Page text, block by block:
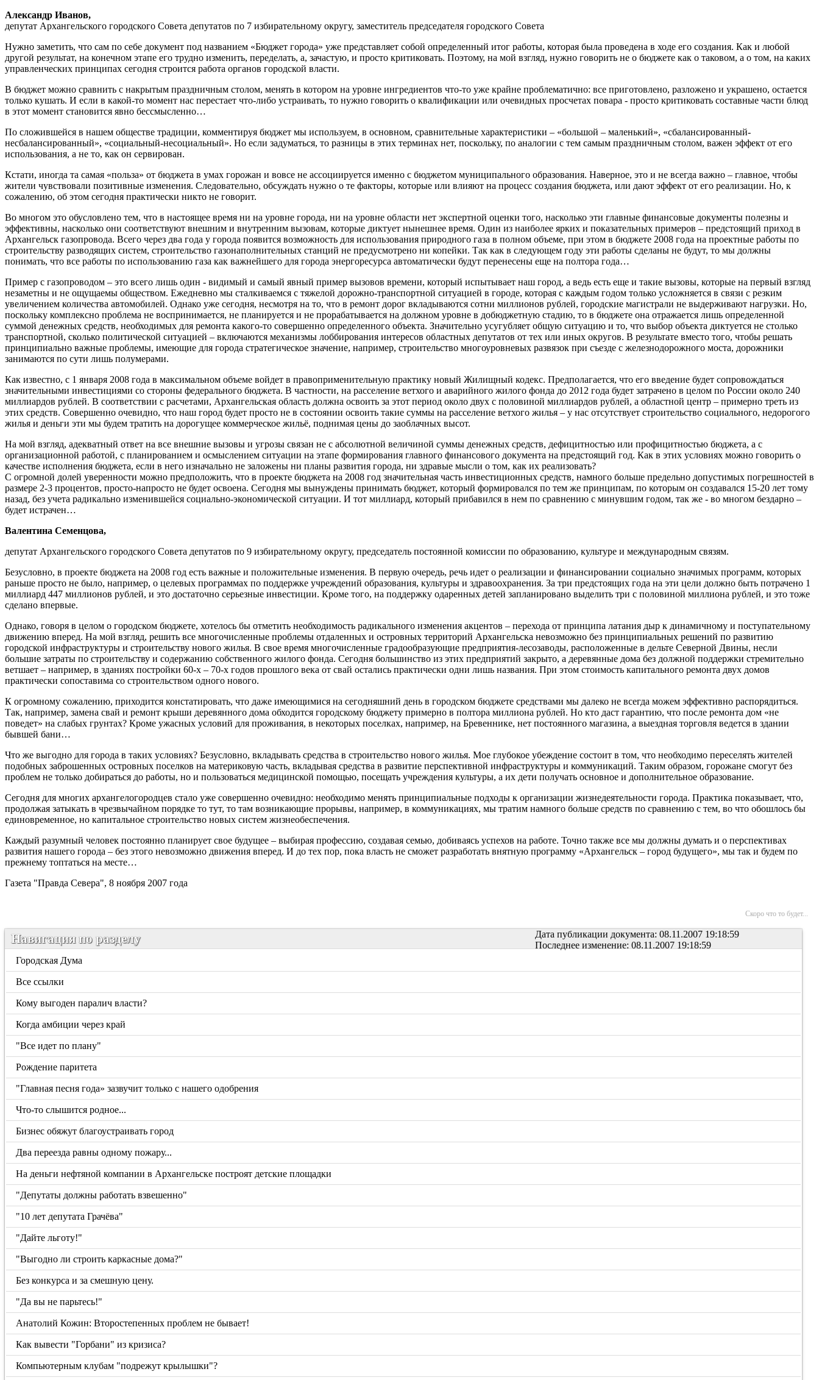
Александр Иванов,
депутат Архангельского городского Совета депутатов по 7 избирательному округу, заместитель председателя городского Совета
Нужно заметить, что сам по себе документ под названием «Бюджет города» уже представляет собой определенный итог работы, которая была проведена в ходе его создания. Как и любой
другой результат, на конечном этапе его трудно изменить, переделать, а, зачастую, и просто критиковать. Поэтому, на мой взгляд, нужно говорить не о бюджете как о таковом, а о том, на каких
управленческих принципах сегодня строится работа органов городской власти.
В бюджет можно сравнить с накрытым праздничным столом, менять в котором на уровне ингредиентов что-то уже крайне проблематично: все приготовлено, разложено и украшено, остается
только кушать. И если в какой-то момент нас перестает что-либо устраивать, то нужно говорить о квалификации или очевидных просчетах повара - просто критиковать составные части блюд
в этот момент становится явно бессмысленно…
По сложившейся в нашем обществе традиции, комментируя бюджет мы используем, в основном, сравнительные характеристики – «большой – маленький», «сбалансированный-
несбалансированный», «социальный-несоциальный». Но если задуматься, то разницы в этих терминах нет, поскольку, по аналогии с тем самым праздничным столом, важен эффект от его
использования, а не то, как он сервирован.
Кстати, иногда та самая «польза» от бюджета в умах горожан и вовсе не ассоциируется именно с бюджетом муниципального образования. Наверное, это и не всегда важно – главное, чтобы
жители чувствовали позитивные изменения. Следовательно, обсуждать нужно о те факторы, которые или влияют на процесс создания бюджета, или дают эффект от его реализации. Но, к
сожалению, об этом сегодня практически никто не говорит.
Во многом это обусловлено тем, что в настоящее время ни на уровне города, ни на уровне области нет экспертной оценки того, насколько эти главные финансовые документы полезны и
эффективны, насколько они соответствуют внешним и внутренним вызовам, которые диктует нынешнее время. Один из наиболее ярких и показательных примеров – предстоящий приход в
Архангельск газопровода. Всего через два года у города появится возможность для использования природного газа в полном объеме, при этом в бюджете 2008 года на проектные работы по
строительству разводящих систем, строительство газонаполнительных станций не предусмотрено ни копейки. Так как в следующем году эти работы сделаны не будут, то мы должны
понимать, что все работы по использованию газа как важнейшего для города энергоресурса автоматически будут перенесены еще на полтора года…
Пример с газопроводом – это всего лишь один - видимый и самый явный пример вызовов времени, который испытывает наш город, а ведь есть еще и такие вызовы, которые на первый взгляд
незаметны и не ощущаемы обществом. Ежедневно мы сталкиваемся с тяжелой дорожно-транспортной ситуацией в городе, которая с каждым годом только усложняется в связи с резким
увеличением количества автомобилей. Однако уже сегодня, несмотря на то, что в ремонт дорог вкладываются сотни миллионов рублей, городские магистрали не выдерживают нагрузки. Но,
поскольку комплексно проблема не воспринимается, не планируется и не прорабатывается на должном уровне в добюджетную стадию, то в бюджете она отражается лишь определенной
суммой денежных средств, необходимых для ремонта какого-то совершенно определенного объекта. Значительно усугубляет общую ситуацию и то, что выбор объекта диктуется не столько
транспортной, сколько политической ситуацией – включаются механизмы лоббирования интересов областных депутатов от тех или иных округов. В результате вместо того, чтобы решать
принципиально важные проблемы, имеющие для города стратегическое значение, например, строительство многоуровневых развязок при съезде с железнодорожного моста, дорожники
занимаются по сути лишь полумерами.
Как известно, с 1 января 2008 года в максимальном объеме войдет в правоприменительную практику новый Жилищный кодекс. Предполагается, что его введение будет сопровождаться
значительными инвестициями со стороны федерального бюджета. В частности, на расселение ветхого и аварийного жилого фонда до 2012 года будет затрачено в целом по России около 240
миллиардов рублей. В соответствии с расчетами, Архангельская область должна освоить за этот период около двух с половиной миллиардов рублей, а областной центр – примерно треть из
этих средств. Совершенно очевидно, что наш город будет просто не в состоянии освоить такие суммы на расселение ветхого жилья – у нас отсутствует строительство социального, недорогого
жилья и деньги эти мы будем тратить на дорогущее коммерческое жильё, поднимая цены до заоблачных высот.
На мой взгляд, адекватный ответ на все внешние вызовы и угрозы связан не с абсолютной величиной суммы денежных средств, дефицитностью или профицитностью бюджета, а с
организационной работой, с планированием и осмыслением ситуации на этапе формирования главного финансового документа на предстоящий год. Как в этих условиях можно говорить о
качестве исполнения бюджета, если в него изначально не заложены ни планы развития города, ни здравые мысли о том, как их реализовать?
С огромной долей уверенности можно предположить, что в проекте бюджета на 2008 год значительная часть инвестиционных средств, намного больше предельно допустимых погрешностей в
размере 2-3 процентов, просто-напросто не будет освоена. Сегодня мы вынуждены принимать бюджет, который формировался по тем же принципам, по которым он создавался 15-20 лет тому
назад, без учета радикально изменившейся социально-экономической ситуации. И тот миллиард, который прибавился в нем по сравнению с минувшим годом, так же - во многом бездарно –
будет истрачен…
Валентина Семенцова,
депутат Архангельского городского Совета депутатов по 9 избирательному округу, председатель постоянной комиссии по образованию, культуре и международным связям.
Безусловно, в проекте бюджета на 2008 год есть важные и положительные изменения. В первую очередь, речь идет о реализации и финансировании социально значимых программ, которых
раньше просто не было, например, о целевых программах по поддержке учреждений образования, культуры и здравоохранения. За три предстоящих года на эти цели должно быть потрачено 1
миллиард 447 миллионов рублей, и это достаточно серьезные инвестиции. Кроме того, на поддержку одаренных детей запланировано выделить три с половиной миллиона рублей, и это тоже
сделано впервые.
Однако, говоря в целом о городском бюджете, хотелось бы отметить необходимость радикального изменения акцентов – перехода от принципа латания дыр к динамичному и поступательному
движению вперед. На мой взгляд, решить все многочисленные проблемы отдаленных и островных территорий Архангельска невозможно без принципиальных решений по развитию
городской инфраструктуры и строительству нового жилья. В свое время многочисленные градообразующие предприятия-лесозаводы, расположенные в дельте Северной Двины, несли
большие затраты по строительству и содержанию собственного жилого фонда. Сегодня большинство из этих предприятий закрыто, а деревянные дома без должной поддержки стремительно
ветшает – например, в зданиях постройки 60-х – 70-х годов прошлого века от свай остались практически одни лишь названия. При этом стоимость капитального ремонта двух домов
практически сопоставима со строительством одного нового.
К огромному сожалению, приходится констатировать, что даже имеющимися на сегодняшний день в городском бюджете средствами мы далеко не всегда можем эффективно распорядиться.
Так, например, замена свай и ремонт крыши деревянного дома обходится городскому бюджету примерно в полтора миллиона рублей. Но кто даст гарантию, что после ремонта дом «не
поведет» на слабых грунтах? Кроме ужасных условий для проживания, в некоторых поселках, например, на Бревеннике, нет постоянного магазина, а выездная торговля ведется в здании
бывшей бани…
Что же выгодно для города в таких условиях? Безусловно, вкладывать средства в строительство нового жилья. Мое глубокое убеждение состоит в том, что необходимо переселять жителей
подобных заброшенных островных поселков на материковую часть, вкладывая средства в развитие перспективной инфраструктуры и коммуникаций. Таким образом, горожане смогут без
проблем не только добираться до работы, но и пользоваться медицинской помощью, посещать учреждения культуры, а их дети получать основное и дополнительное образование.
Сегодня для многих архангелогородцев стало уже совершенно очевидно: необходимо менять принципиальные подходы к организации жизнедеятельности города. Практика показывает, что,
продолжая затыкать в чрезвычайном порядке то тут, то там возникающие прорывы, например, в коммуникациях, мы тратим намного больше средств по сравнению с тем, во что обошлось бы
единовременное, но капитальное строительство новых систем жизнеобеспечения.
Каждый разумный человек постоянно планирует свое будущее – выбирая профессию, создавая семью, добиваясь успехов на работе. Точно также все мы должны думать и о перспективах
развития нашего города – без этого невозможно движения вперед. И до тех пор, пока власть не сможет разработать внятную программу «Архангельск – город будущего», мы так и будем по
прежнему топтаться на месте…
Газета "Правда Севера", 8 ноября 2007 года
Скоро что то будет...
Дата публикации документа: 08.11.2007 19:18:59
Последнее изменение: 08.11.2007 19:18:59
Навигация по разделу
Городская Дума
Все ссылки
Кому выгоден паралич власти?
Когда амбиции через край
"Все идет по плану"
Рождение паритета
"Главная песня года» зазвучит только с нашего одобрения
Что-то слышится родное...
Бизнес обяжут благоустраивать город
Два переезда равны одному пожару...
На деньги нефтяной компании в Архангельске построят детские площадки
"Депутаты должны работать взвешенно"
"10 лет депутата Грачёва"
"Дайте льготу!"
"Выгодно ли строить каркасные дома?"
Без конкурса и за смешную цену.
"Да вы не парьтесь!"
Анатолий Кожин: Второстепенных проблем не бывает!
Как вывести "Горбани" из кризиса?
Компьютерным клубам "подрежут крылышки"?